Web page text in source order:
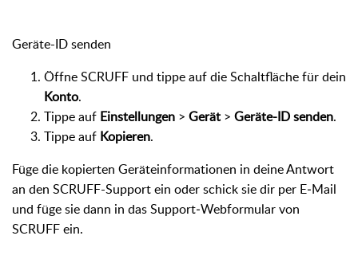
Geräte-ID senden
Öffne SCRUFF und tippe auf die Schaltfläche für dein
Konto.
Tippe auf Einstellungen > Gerät > Geräte-ID senden.
Tippe auf Kopieren.
Füge die kopierten Geräteinformationen in deine Antwort
an den SCRUFF-Support ein oder schick sie dir per E‑Mail
und füge sie dann in das Support‑Webformular von
SCRUFF ein.